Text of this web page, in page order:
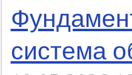
система